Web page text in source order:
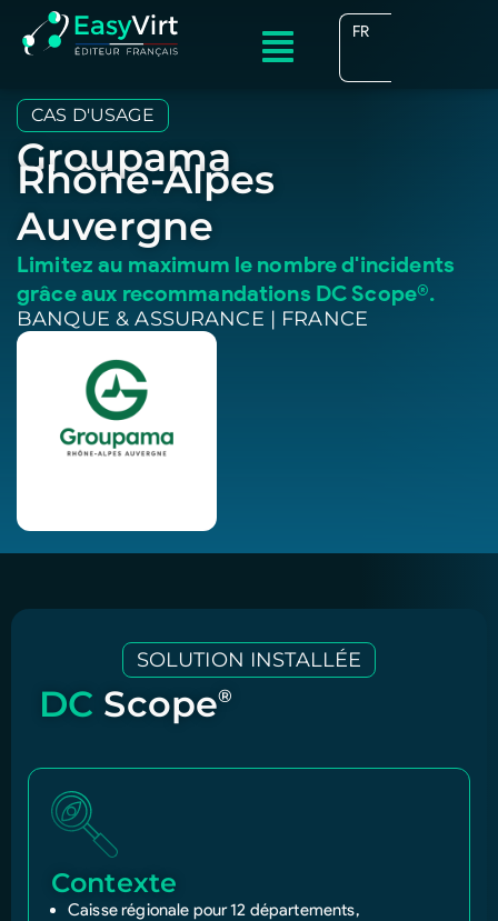
FR
EN
CAS D'USAGE
Groupama
Rhône-Alpes
Auvergne
Limitez au maximum le nombre d'incidents
grâce aux recommandations DC Scope®.
BANQUE & ASSURANCE | FRANCE
SOLUTION INSTALLÉE
DC Scope®
Contexte
Caisse régionale pour 12 départements,